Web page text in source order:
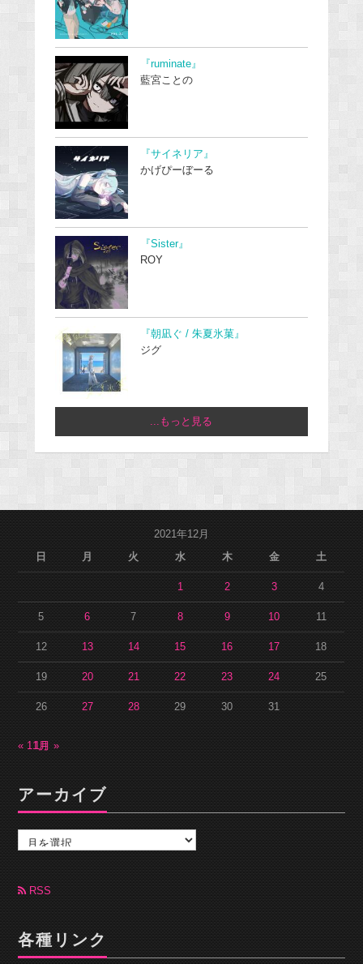
『ruminate』
藍宮ことの
『サイネリア』
かげぴーぼーる
『Sister』
ROY
『朝凪ぐ / 朱夏氷菓』
ジグ
...もっと見る
2021年12月
日
月 火 水 木 金 土
1 2 3 4
5 6 7 8 9 10 11
12 13 14 15 16 17 18
19 20 21 22 23 24 25
26 27 28 29 30 31
« 11月1月 »
アーカイブ
カ
ブ RSS
各種リンク